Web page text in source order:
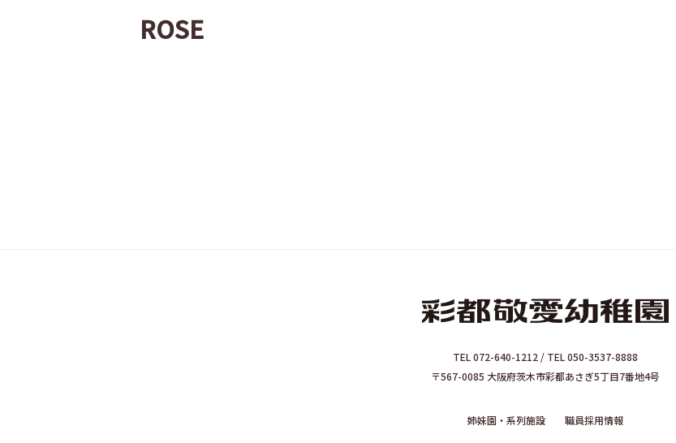
ROSE
TEL 072-640-1212 / TEL 050-3537-8888
〒567-0085 大阪府茨木市彩都あさぎ5丁目7番地4号
姉妹園・系列施設 職員採用情報